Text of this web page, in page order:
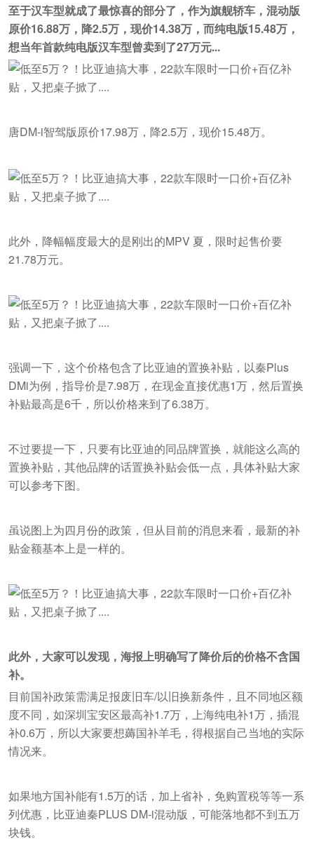
至于汉车型就成了最惊喜的部分了，作为旗舰轿车，混动版
原价16.88万，降2.5万，现价14.38万，而纯电版15.48万，
想当年首款纯电版汉车型曾卖到了27万元...
唐DM-i智驾版原价17.98万，降2.5万，现价15.48万。
此外，降幅幅度最大的是刚出的MPV 夏，限时起售价要
21.78万元。
强调一下，这个价格包含了比亚迪的置换补贴，以秦Plus
DMi为例，指导价是7.98万，在现金直接优惠1万，然后置换
补贴最高是6千，所以价格来到了6.38万。
不过要提一下，只要有比亚迪的同品牌置换，就能这么高的
置换补贴，其他品牌的话置换补贴会低一点，具体补贴大家
可以参考下图。
虽说图上为四月份的政策，但从目前的消息来看，最新的补
贴金额基本上是一样的。
此外，大家可以发现，海报上明确写了降价后的价格不含国
补。
目前国补政策需满足报废旧车/以旧换新条件，且不同地区额
度不同，如深圳宝安区最高补1.7万，上海纯电补1万，插混
补0.6万，所以大家要想薅国补羊毛，得根据自己当地的实际
情况来。
如果地方国补能有1.5万的话，加上省补，免购置税等等一系
列优惠，比亚迪秦PLUS DM-i混动版，可能落地都不到五万
块钱。